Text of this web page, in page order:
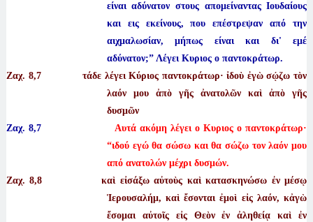
είναι αδύνατον στους απομείναντας Ιουδαίους
και εις εκείνους, που επέστρεψαν από την
αιχμαλωσίαν, μήπως είναι και δι' εμέ
αδύνατον;” Λέγει Κυριος ο παντοκράτωρ.
Ζαχ. 8,7 τάδε λέγει Κύριος παντοκράτωρ· ἰδοὺ ἐγὼ σῴζω τὸν
λαόν μου ἀπὸ γῆς ἀνατολῶν καὶ ἀπὸ γῆς
δυσμῶν
Ζαχ. 8,7
Αυτά ακόμη λέγει ο Κυριος ο παντοκράτωρ·
“ιδού εγώ θα σώσω και θα σώζω τον λαόν μου
από ανατολών μέχρι δυσμών.
Ζαχ. 8,8 καὶ εἰσάξω αὐτοὺς καὶ κατασκηνώσω ἐν μέσῳ
Ἱερουσαλήμ, καὶ ἔσονται ἐμοὶ εἰς λαόν, κἀγὼ
ἔσομαι αὐτοῖς εἰς Θεὸν ἐν ἀληθείᾳ καὶ ἐν